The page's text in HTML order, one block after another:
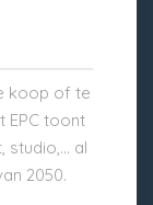
koop of te
EPC toont
studio,… al
2050.